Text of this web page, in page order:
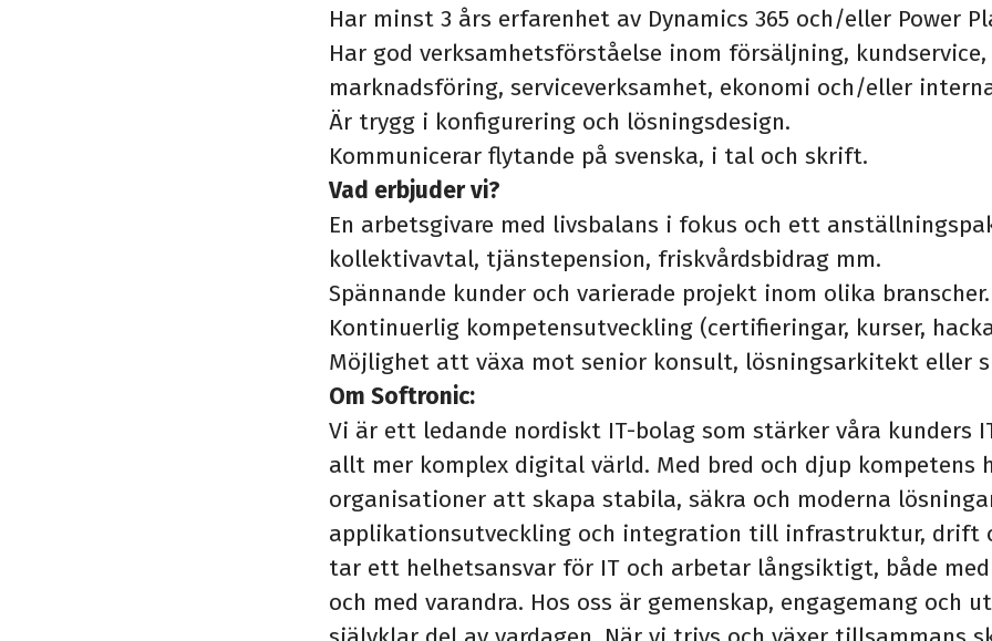
Har minst 3 års erfarenhet av Dynamics 365 och/eller Power
Har god verksamhetsförståelse inom försäljning, kundservice,
marknadsföring, serviceverksamhet, ekonomi och/eller
Är trygg i konfigurering och lösningsdesign.
Kommunicerar flytande på svenska, i tal och skrift.
Vad erbjuder vi?
En arbetsgivare med livsbalans i fokus och ett
kollektivavtal, tjänstepension, friskvårdsbidrag mm.
Spännande kunder och varierade projekt inom olika branscher.
Kontinuerlig kompetensutveckling (certifieringar, kurser,
Möjlighet att växa mot senior konsult, lösningsarkitekt eller
Om Softronic:
Vi är ett ledande nordiskt IT-bolag som stärker våra kunders
allt mer komplex digital värld. Med bred och djup kompetens
organisationer att skapa stabila, säkra och moderna
applikationsutveckling och integration till infrastruktur, drift
tar ett helhetsansvar för IT och arbetar långsiktigt, både
och med varandra. Hos oss är gemenskap, engagemang och